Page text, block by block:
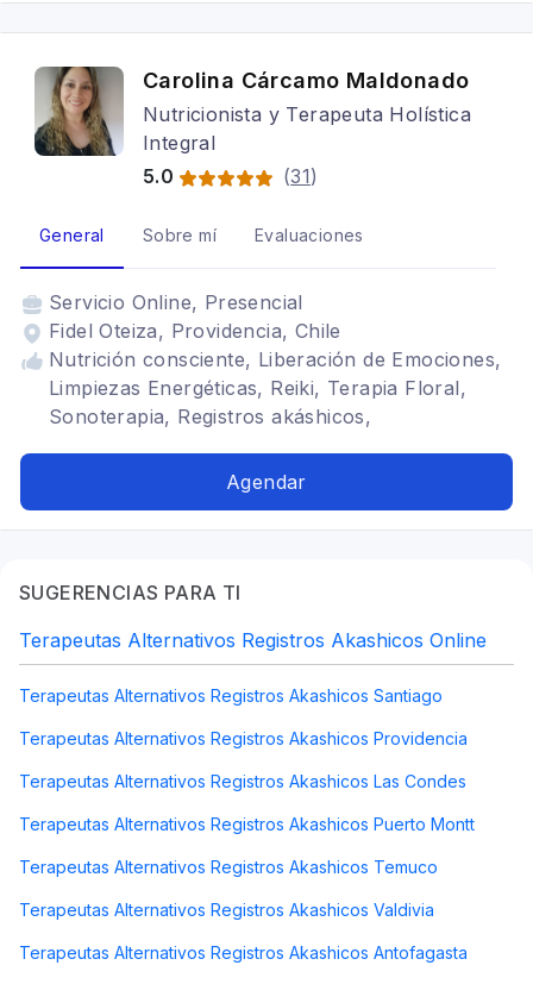
Carolina Cárcamo Maldonado
Nutricionista y Terapeuta Holística
Integral
5.0
(31)
General Sobre mí Evaluaciones
Servicio Online, Presencial
Fidel Oteiza, Providencia, Chile
Nutrición consciente, Liberación de Emociones,
Limpiezas Energéticas, Reiki, Terapia Floral,
Sonoterapia, Registros akáshicos,
Reiki + Gemoterapia, Sanación de útero
Agendar
SUGERENCIAS PARA TI
Terapeutas Alternativos Registros Akashicos Online
Terapeutas Alternativos Registros Akashicos Santiago
Terapeutas Alternativos Registros Akashicos Providencia
Terapeutas Alternativos Registros Akashicos Las Condes
Terapeutas Alternativos Registros Akashicos Puerto Montt
Terapeutas Alternativos Registros Akashicos Temuco
Terapeutas Alternativos Registros Akashicos Valdivia
Terapeutas Alternativos Registros Akashicos Antofagasta